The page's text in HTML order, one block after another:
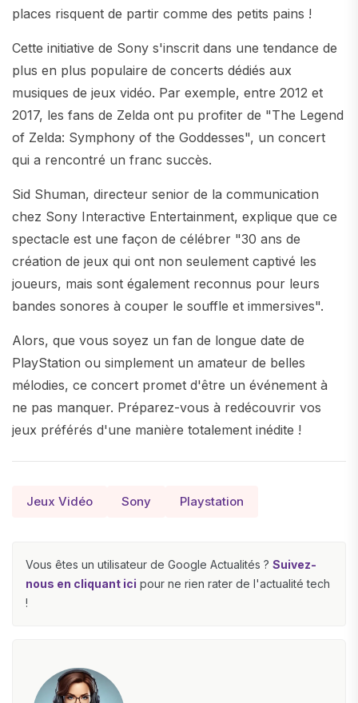
places risquent de partir comme des petits pains !
Cette initiative de Sony s'inscrit dans une tendance de
plus en plus populaire de concerts dédiés aux
musiques de jeux vidéo. Par exemple, entre 2012 et
2017, les fans de Zelda ont pu profiter de "The Legend
of Zelda: Symphony of the Goddesses", un concert
qui a rencontré un franc succès.
Sid Shuman, directeur senior de la communication
chez Sony Interactive Entertainment, explique que ce
spectacle est une façon de célébrer "30 ans de
création de jeux qui ont non seulement captivé les
joueurs, mais sont également reconnus pour leurs
bandes sonores à couper le souffle et immersives".
Alors, que vous soyez un fan de longue date de
PlayStation ou simplement un amateur de belles
mélodies, ce concert promet d'être un événement à
ne pas manquer. Préparez-vous à redécouvrir vos
jeux préférés d'une manière totalement inédite !
Jeux Vidéo Sony Playstation
Vous êtes un utilisateur de Google Actualités ? Suivez-
nous en cliquant ici pour ne rien rater de l'actualité tech
!